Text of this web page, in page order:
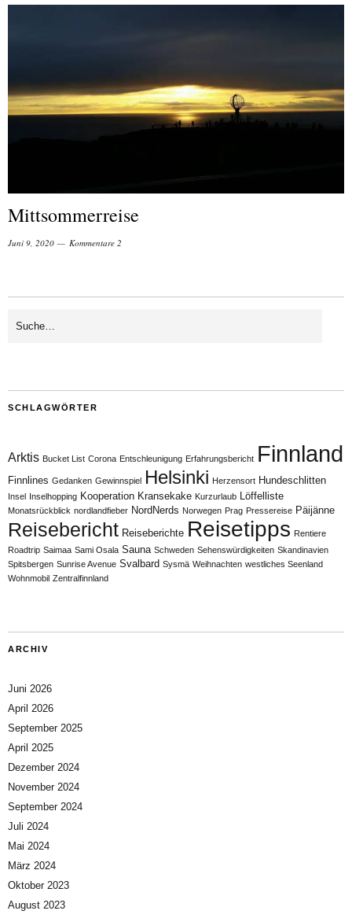
Mittsommerreise
Juni 9, 2020 Kommentare 2
SCHLAGWÖRTER
Arktis Bucket List Corona Entschleunigung Erfahrungsbericht Finnland
Finnlines Gedanken Gewinnspiel Helsinki Herzensort Hundeschlitten
Insel Inselhopping Kooperation Kransekake Kurzurlaub Löffelliste
Monatsrückblick nordlandfieber NordNerds Norwegen Prag Pressereise Päijänne
Reisebericht Reiseberichte Reisetipps Rentiere
Roadtrip Saimaa Sami Osala Sauna Schweden Sehenswürdigkeiten Skandinavien
Spitsbergen Sunrise Avenue Svalbard Sysmä Weihnachten westliches Seenland
Wohnmobil Zentralfinnland
ARCHIV
Juni 2026
April 2026
September 2025
April 2025
Dezember 2024
November 2024
September 2024
Juli 2024
Mai 2024
März 2024
Oktober 2023
August 2023